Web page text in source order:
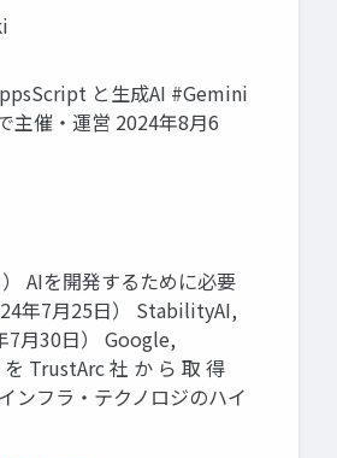
と生成AI #Gemini
主催・運営 2024年8月6
AIを開発するために必要
年7月25日） StabilityAI,
7月30日） Google,
TrustArc 社 か ら 取 得
ンフラ・テクノロジのハイ